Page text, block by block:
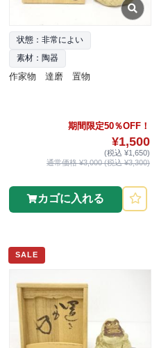
状態：非常によい
素材：陶器
作家物 達磨 置物
期間限定50％OFF！
¥1,500
(税込 ¥1,650)
通常価格 ¥3,000 (税込 ¥3,300)
カゴに入れる
SALE